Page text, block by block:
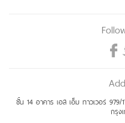
ชั้น 14 อาคาร เอส เอ็ม ทาวเวอร์ 979/
กรุง